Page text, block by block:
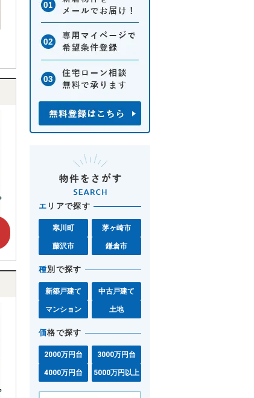
エ リアで探す
寒川町 茅ヶ崎市
藤沢市 鎌倉市
種別で探す
新築戸建て 中古戸建て
マンション 土地
価格で探す
2000万円台 3000万円台
4000万円台 5000万円以上